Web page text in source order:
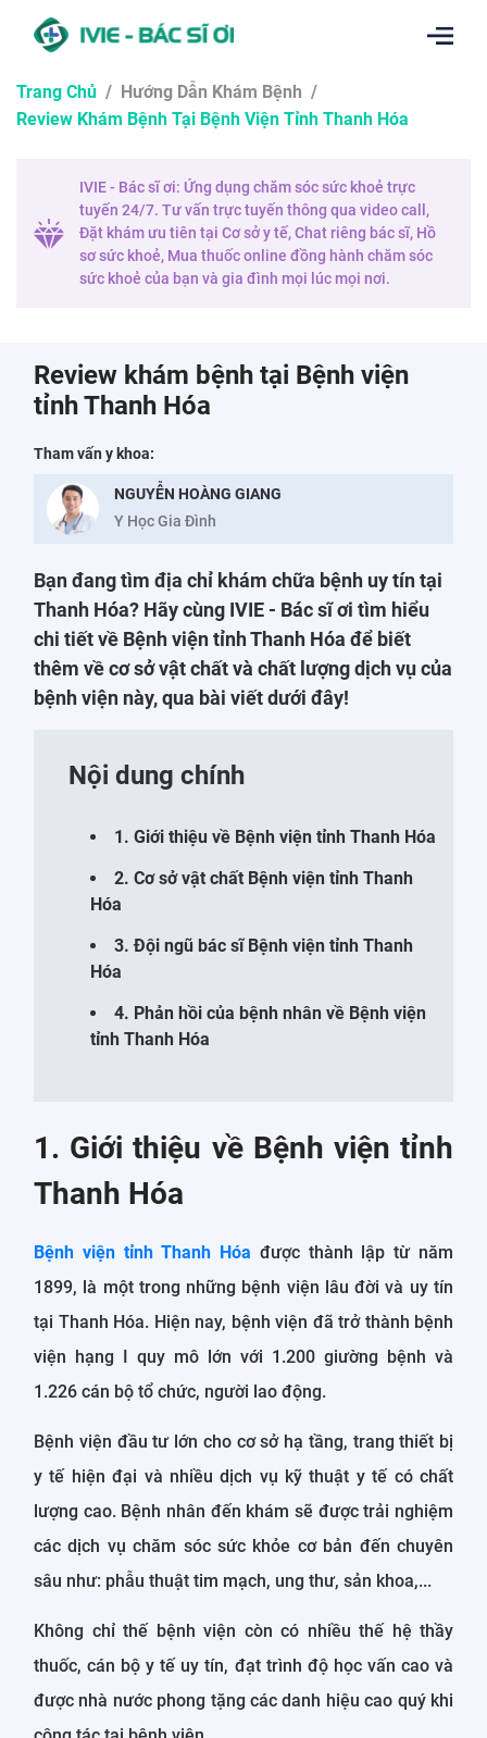
Trang Chủ / Hướng Dẫn Khám Bệnh /
Review Khám Bệnh Tại Bệnh Viện Tỉnh Thanh Hóa
IVIE - Bác sĩ ơi: Ứng dụng chăm sóc sức khoẻ trực
tuyến 24/7. Tư vấn trực tuyến thông qua video call,
Đặt khám ưu tiên tại Cơ sở y tế, Chat riêng bác sĩ, Hồ
sơ sức khoẻ, Mua thuốc online đồng hành chăm sóc
sức khoẻ của bạn và gia đình mọi lúc mọi nơi.
Review khám bệnh tại Bệnh viện
tỉnh Thanh Hóa
Tham vấn y khoa:
NGUYỄN HOÀNG GIANG
Y Học Gia Đình
Bạn đang tìm địa chỉ khám chữa bệnh uy tín tại
Thanh Hóa? Hãy cùng IVIE - Bác sĩ ơi tìm hiểu
chi tiết về Bệnh viện tỉnh Thanh Hóa để biết
thêm về cơ sở vật chất và chất lượng dịch vụ của
bệnh viện này, qua bài viết dưới đây!
Nội dung chính
1. Giới thiệu về Bệnh viện tỉnh Thanh Hóa
2. Cơ sở vật chất Bệnh viện tỉnh Thanh
Hóa
3. Đội ngũ bác sĩ Bệnh viện tỉnh Thanh
Hóa
4. Phản hồi của bệnh nhân về Bệnh viện
tỉnh Thanh Hóa
1. Giới thiệu về Bệnh viện tỉnh
Thanh Hóa
Bệnh viện tỉnh Thanh Hóa được thành lập từ năm
1899, là một trong những bệnh viện lâu đời và uy tín
tại Thanh Hóa. Hiện nay, bệnh viện đã trở thành bệnh
viện hạng I quy mô lớn với 1.200 giường bệnh và
1.226 cán bộ tổ chức, người lao động.
Bệnh viện đầu tư lớn cho cơ sở hạ tầng, trang thiết bị
y tế hiện đại và nhiều dịch vụ kỹ thuật y tế có chất
lượng cao. Bệnh nhân đến khám sẽ được trải nghiệm
các dịch vụ chăm sóc sức khỏe cơ bản đến chuyên
sâu như: phẫu thuật tim mạch, ung thư, sản khoa,...
Không chỉ thế bệnh viện còn có nhiều thế hệ thầy
thuốc, cán bộ y tế uy tín, đạt trình độ học vấn cao và
được nhà nước phong tặng các danh hiệu cao quý khi